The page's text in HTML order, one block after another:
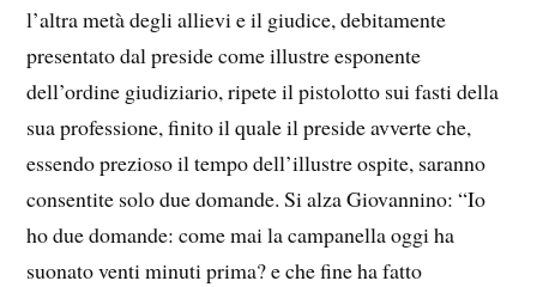
l’altra metà degli allievi e il giudice, debitamente
presentato dal preside come illustre esponente
dell’ordine giudiziario, ripete il pistolotto sui fasti della
sua professione, finito il quale il preside avverte che,
essendo prezioso il tempo dell’illustre ospite, saranno
consentite solo due domande. Si alza Giovannino: “Io
ho due domande: come mai la campanella oggi ha
suonato venti minuti prima? e che fine ha fatto